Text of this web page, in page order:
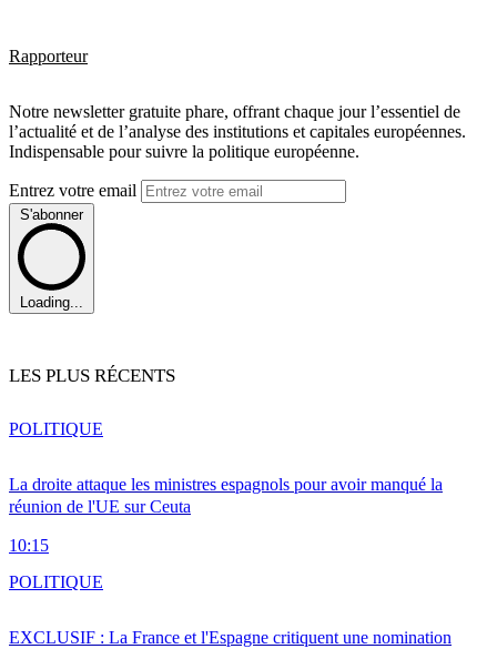
Rapporteur
Notre newsletter gratuite phare, offrant chaque jour l’essentiel de
l’actualité et de l’analyse des institutions et capitales européennes.
Indispensable pour suivre la politique européenne.
Entrez votre email
S'abonner
Loading...
LES PLUS RÉCENTS
La droite attaque les ministres espagnols pour avoir manqué la
réunion de l'UE sur Ceuta
10:15
POLITIQUE
EXCLUSIF : La France et l'Espagne critiquent une nomination
POLITIQUE